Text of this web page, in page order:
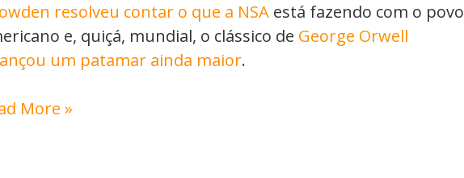
resolveu contar o que a NSA está fazendo com o povo
e, quiçá, mundial, o clássico de George Orwell
um patamar ainda maior.
More »